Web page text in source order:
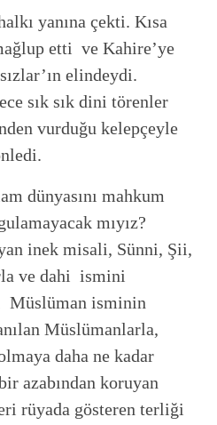
yanına çekti. Kısa
etti ve Kahire’ye
elindeydi.
sık sık dini törenler
vurduğu kelepçeyle
dünyasını mahkum
mıyız?
inek misali, Sünni, Şii,
ve dahi ismini
isminin
Müslümanlarla,
daha ne kadar
azabından koruyan
rüyada gösteren terliği